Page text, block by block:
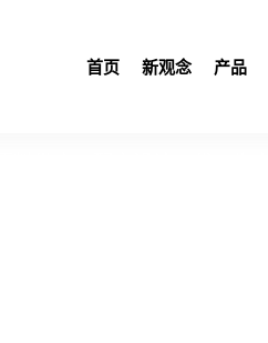
首页 新观念 产品